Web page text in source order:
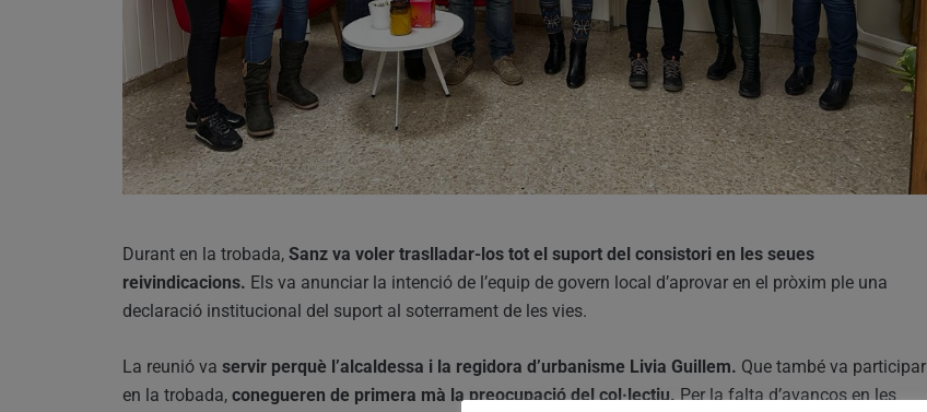
Durant en la trobada, Sanz va voler traslladar-los tot el suport del consistori en les seues
reivindicacions. Els va anunciar la intenció de l’equip de govern local d’aprovar en el pròxim ple una
declaració institucional del suport al soterrament de les vies.
La reunió va servir perquè l’alcaldessa i la regidora d’urbanisme Livia Guillem. Que també va participar
en la trobada, conegueren de primera mà la preocupació del col·lectiu.Per la falta d’avanços en les